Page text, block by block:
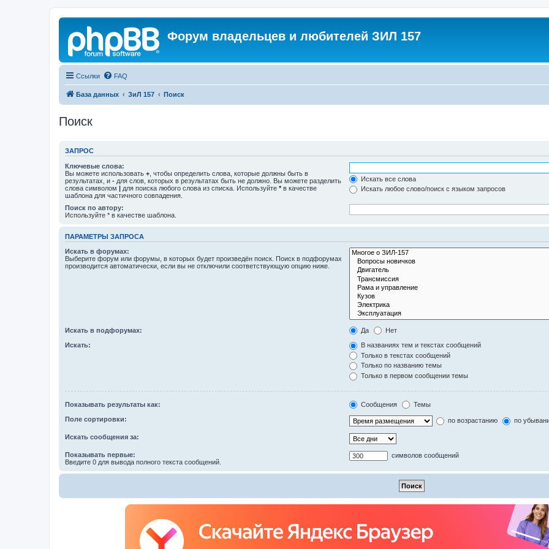
Форум владельцев и любителей ЗИЛ 157
Ссылки FAQ
База данных ЗиЛ 157 Поиск
Поиск
ЗАПРОС
Ключевые слова:
Вы можете использовать + , чтобы определить слова, которые должны быть в
результатах, и - для слов, которых в результатах быть не должно. Вы можете разделить
слова символом | для поиска любого слова из списка. Используйте * в качестве
шаблона для частичного совпадения.
Искать все слова
Искать любое слово/поиск с языком запросов
Поиск по автору:
Используйте * в качестве шаблона.
ПАРАМЕТРЫ ЗАПРОСА
Искать в форумах:
Выберите форум или форумы, в которых будет произведён поиск. Поиск в подфорумах
производится автоматически, если вы не отключили соответствующую опцию ниже.
Искать в подфорумах: Да Нет
Искать:
В названиях тем и текстах сообщений
Только в текстах сообщений
Только по названию темы
Только в первом сообщении темы
Показывать результаты как: Сообщения Темы
Поле сортировки: по возрастанию по
Искать сообщения за:
Показывать первые:
Введите 0 для вывода полного текста сообщений.
символов сообщений